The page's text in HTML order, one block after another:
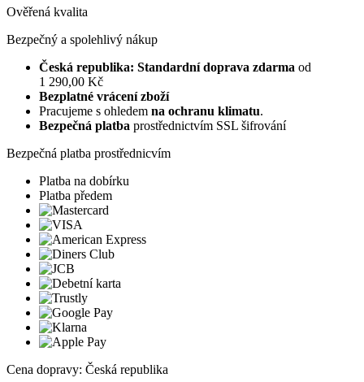
Ověřená kvalita
Bezpečný a spolehlivý nákup
Česká republika: Standardní doprava zdarma od
1 290,00 Kč
Bezplatné vrácení zboží
Pracujeme s ohledem na ochranu klimatu.
Bezpečná platba prostřednictvím SSL šifrování
Bezpečná platba prostřednicvím
Platba na dobírku
Platba předem
Cena dopravy: Česká republika